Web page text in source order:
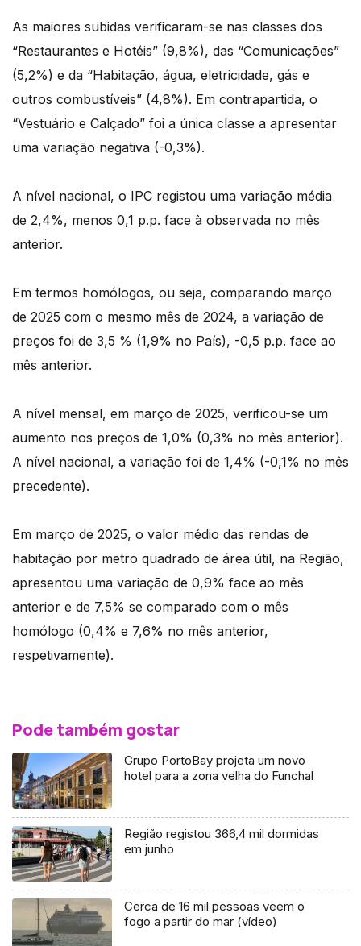
As maiores subidas verificaram-se nas classes dos
“Restaurantes e Hotéis” (9,8%), das “Comunicações”
(5,2%) e da “Habitação, água, eletricidade, gás e
outros combustíveis” (4,8%). Em contrapartida, o
“Vestuário e Calçado” foi a única classe a apresentar
uma variação negativa (-0,3%).
A nível nacional, o IPC registou uma variação média
de 2,4%, menos 0,1 p.p. face à observada no mês
anterior.
Em termos homólogos, ou seja, comparando março
de 2025 com o mesmo mês de 2024, a variação de
preços foi de 3,5 % (1,9% no País), -0,5 p.p. face ao
mês anterior.
A nível mensal, em março de 2025, verificou-se um
aumento nos preços de 1,0% (0,3% no mês anterior).
A nível nacional, a variação foi de 1,4% (-0,1% no mês
precedente).
Em março de 2025, o valor médio das rendas de
habitação por metro quadrado de área útil, na Região,
apresentou uma variação de 0,9% face ao mês
anterior e de 7,5% se comparado com o mês
homólogo (0,4% e 7,6% no mês anterior,
respetivamente).
Pode também gostar
Grupo PortoBay projeta um novo
hotel para a zona velha do Funchal
Região registou 366,4 mil dormidas
em junho
Cerca de 16 mil pessoas veem o
fogo a partir do mar (vídeo)